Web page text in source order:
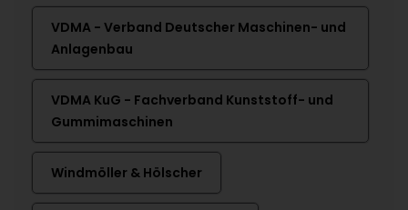
VDMA - Verband Deutscher Maschinen- und
Anlagenbau
VDMA KuG - Fachverband Kunststoff- und
Gummimaschinen
Windmöller & Hölscher